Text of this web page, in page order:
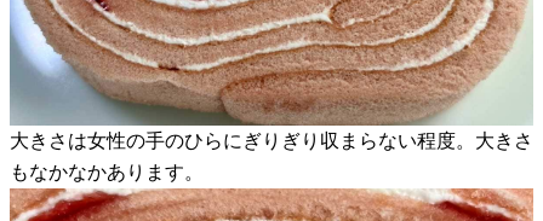
大きさは女性の手のひらにぎりぎり収まらない程度。大きさ
もなかなかあります。